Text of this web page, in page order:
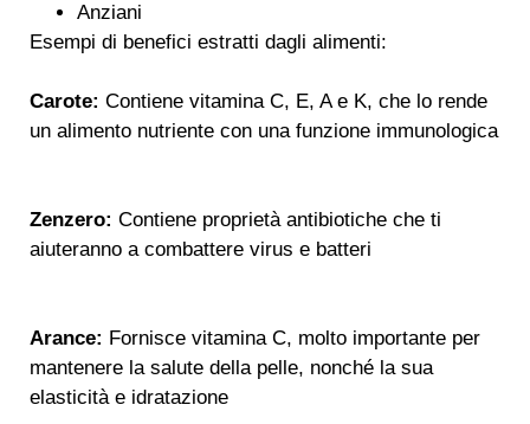
Anziani
Esempi di benefici estratti dagli alimenti:
Carote: Contiene vitamina C, E, A e K, che lo rende
un alimento nutriente con una funzione immunologica
Zenzero: Contiene proprietà antibiotiche che ti
aiuteranno a combattere virus e batteri
Arance: Fornisce vitamina C, molto importante per
mantenere la salute della pelle, nonché la sua
elasticità e idratazione